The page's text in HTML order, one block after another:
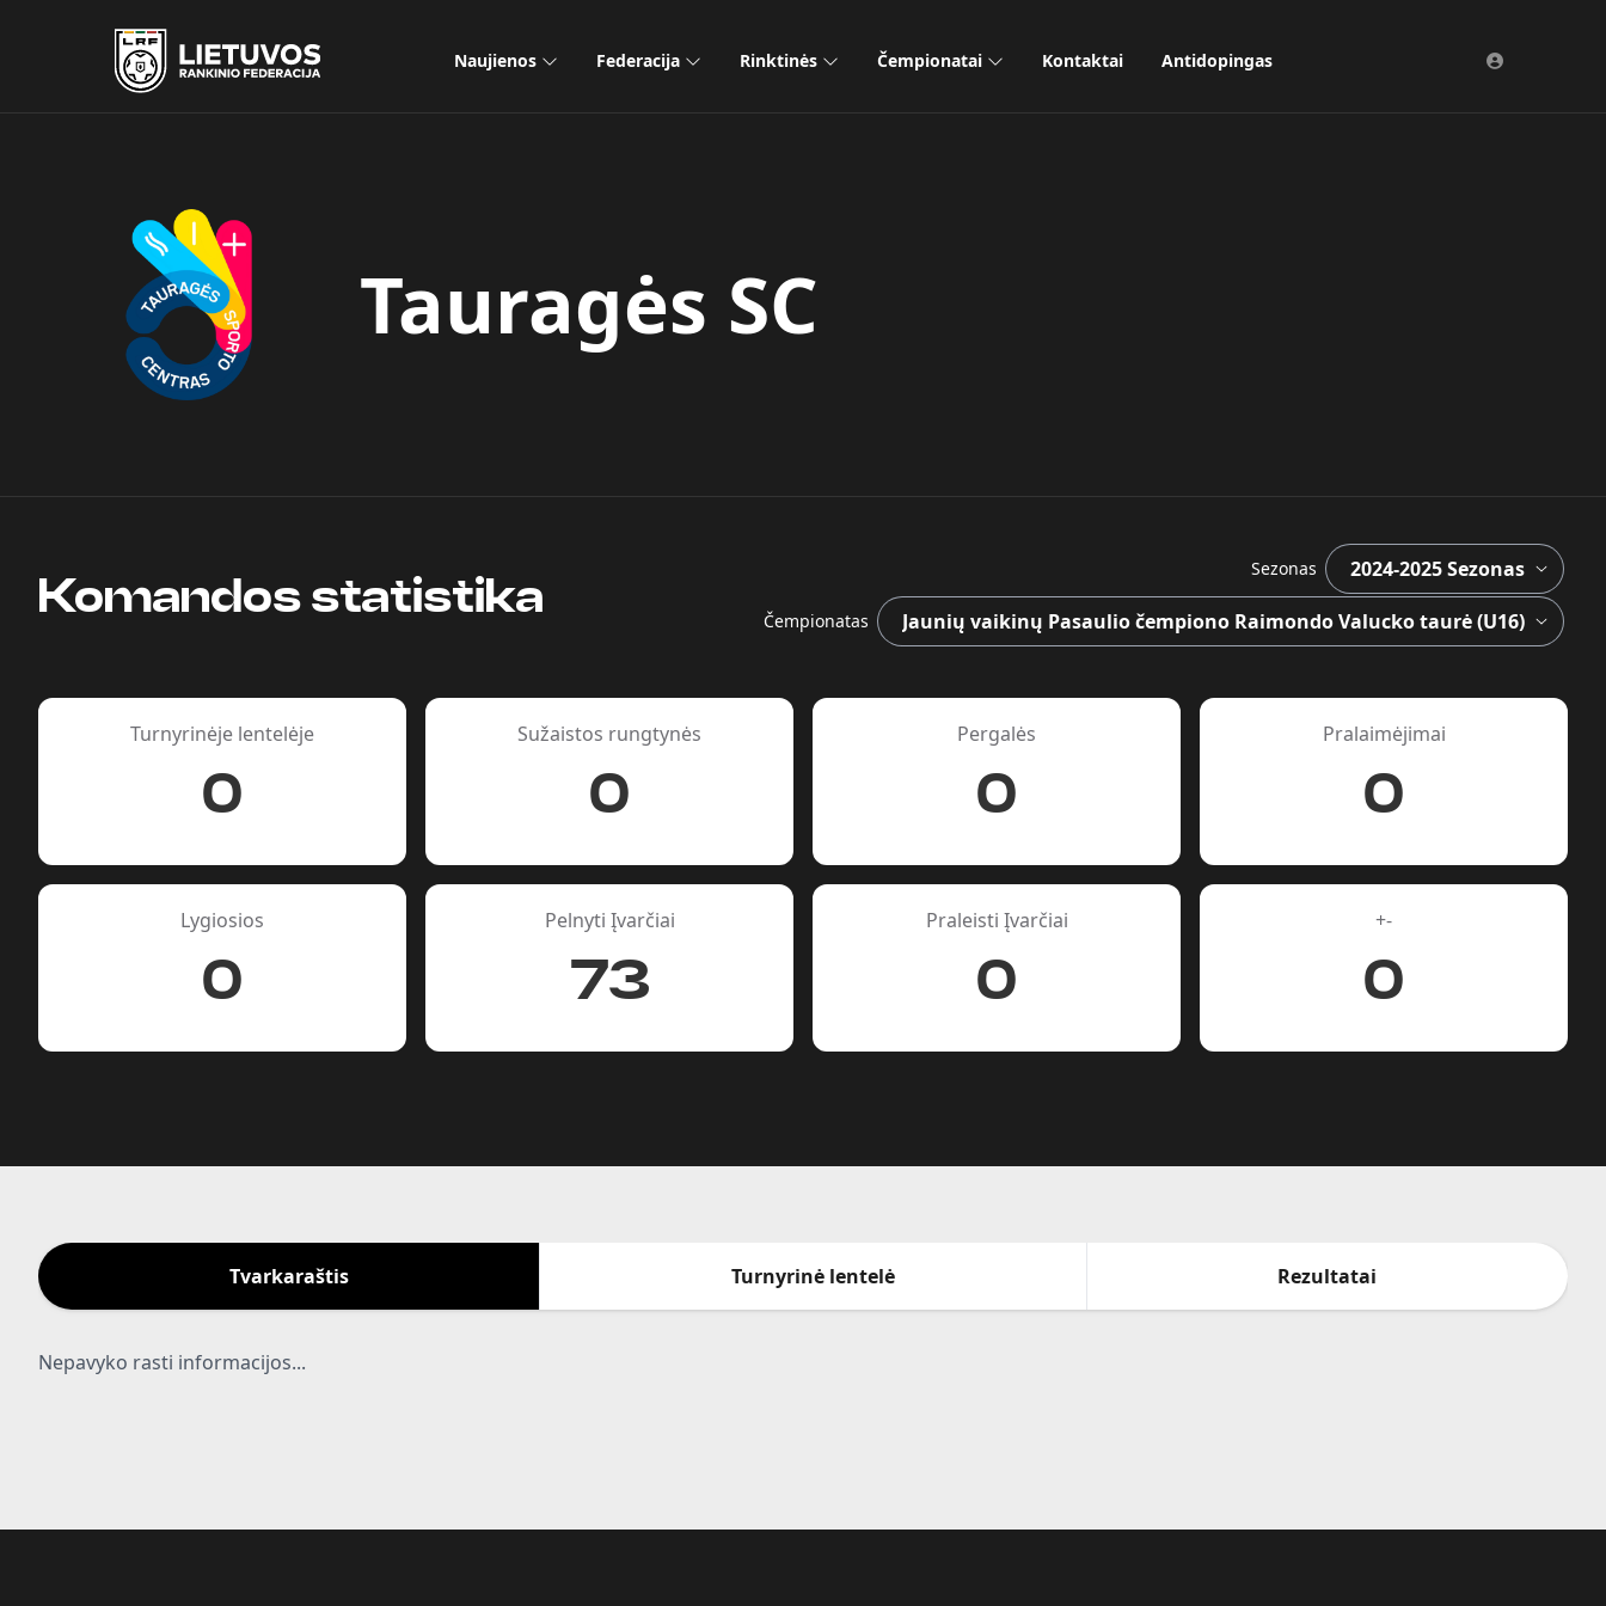
Naujienos Federacija Rinktinės Čempionatai Kontaktai Antidopingas
Tauragės SC
Komandos statistika
Sezonas
Čempionatas
Turnyrinėje lentelėje
0
Sužaistos rungtynės
0
Pergalės
0
Pralaimėjimai
0
Lygiosios
0
Pelnyti Įvarčiai
73
Praleisti Įvarčiai
0
+-
0
Tvarkaraštis Turnyrinė lentelė Rezultatai
Nepavyko rasti informacijos...